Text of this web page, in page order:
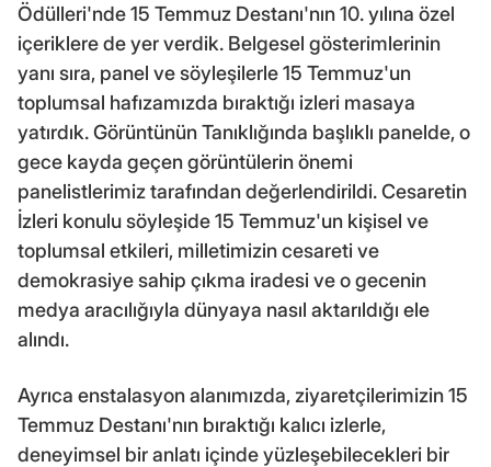
Ödülleri'nde 15 Temmuz Destanı'nın 10. yılına özel
içeriklere de yer verdik. Belgesel gösterimlerinin
yanı sıra, panel ve söyleşilerle 15 Temmuz'un
toplumsal hafızamızda bıraktığı izleri masaya
yatırdık. Görüntünün Tanıklığında başlıklı panelde, o
gece kayda geçen görüntülerin önemi
panelistlerimiz tarafından değerlendirildi. Cesaretin
İzleri konulu söyleşide 15 Temmuz'un kişisel ve
toplumsal etkileri, milletimizin cesareti ve
demokrasiye sahip çıkma iradesi ve o gecenin
medya aracılığıyla dünyaya nasıl aktarıldığı ele
alındı.
Ayrıca enstalasyon alanımızda, ziyaretçilerimizin 15
Temmuz Destanı'nın bıraktığı kalıcı izlerle,
deneyimsel bir anlatı içinde yüzleşebilecekleri bir